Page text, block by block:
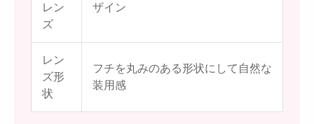
レン
ズ
ザイン
レン
ズ形
状
フチを丸みのある形状にして自然な
装用感